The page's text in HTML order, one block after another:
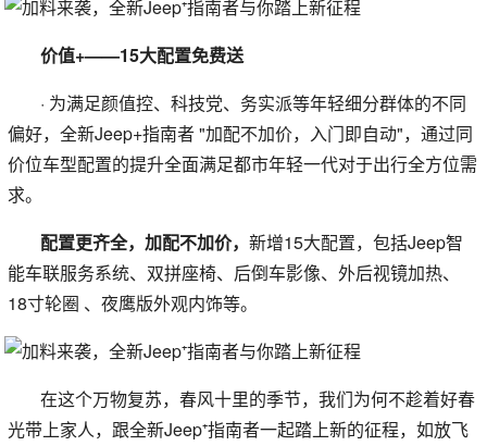
价值+——15大配置免费送
· 为满足颜值控、科技党、务实派等年轻细分群体的不同
偏好，全新Jeep+指南者 "加配不加价，入门即自动"，通过同
价位车型配置的提升全面满足都市年轻一代对于出行全方位需
求。
配置更齐全，加配不加价，新增15大配置，包括Jeep智
能车联服务系统、双拼座椅、后倒车影像、外后视镜加热、
18寸轮圈 、夜鹰版外观内饰等。
在这个万物复苏，春风十里的季节，我们为何不趁着好春
光带上家人，跟全新Jeep⁺指南者一起踏上新的征程，如放飞